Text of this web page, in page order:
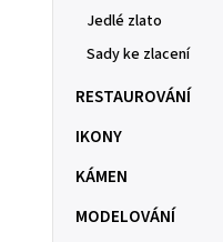
Jedlé zlato
Sady ke zlacení
RESTAUROVÁNÍ
IKONY
KÁMEN
MODELOVÁNÍ